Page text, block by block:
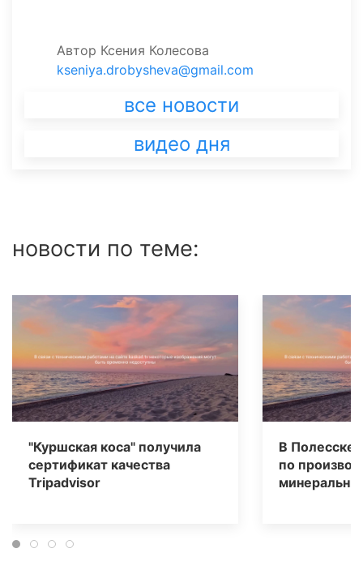
Автор Ксения Колесова
kseniya.drobysheva@gmail.com
все новости
видео дня
новости по теме:
"Куршская коса" получила
сертификат качества
Tripаdvisor
В Полесске
по